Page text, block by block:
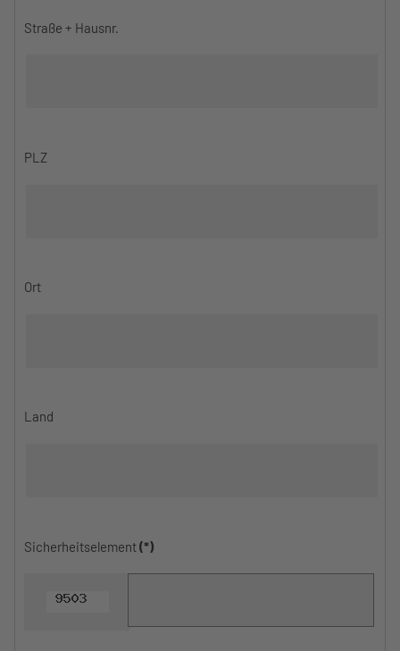
Straße + Hausnr.
PLZ
Ort
Land
Sicherheitselement(*)